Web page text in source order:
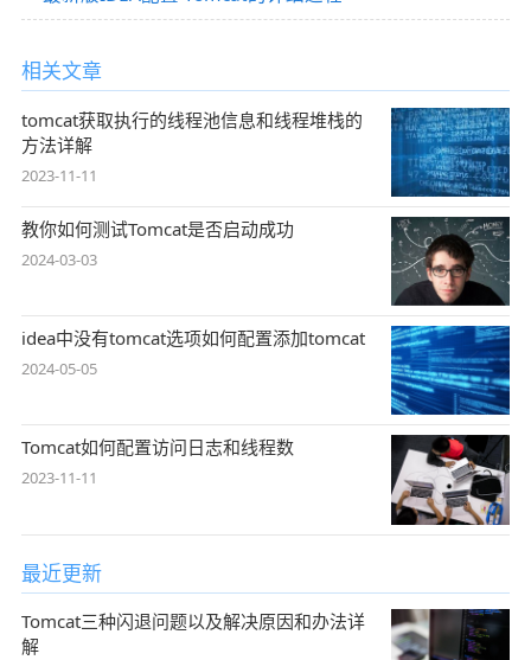
相关文章
tomcat获取执行的线程池信息和线程堆栈的
方法详解
2023-11-11
教你如何测试Tomcat是否启动成功
2024-03-03
idea中没有tomcat选项如何配置添加tomcat
2024-05-05
Tomcat如何配置访问日志和线程数
2023-11-11
最近更新
Tomcat三种闪退问题以及解决原因和办法详
解